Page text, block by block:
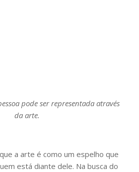
pode ser representada através
da arte.
a arte é como um espelho que
está diante dele. Na busca do